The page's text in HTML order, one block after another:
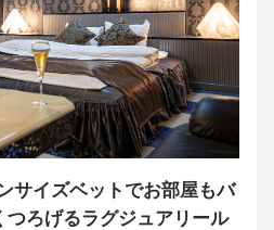
チェックイン前の事前清算となり
ます。
。
利用不可、他割引利用不可
で8分
分
までのアクセス抜群！
サイズベットでお部屋もバ
つろげるラグジュアリール